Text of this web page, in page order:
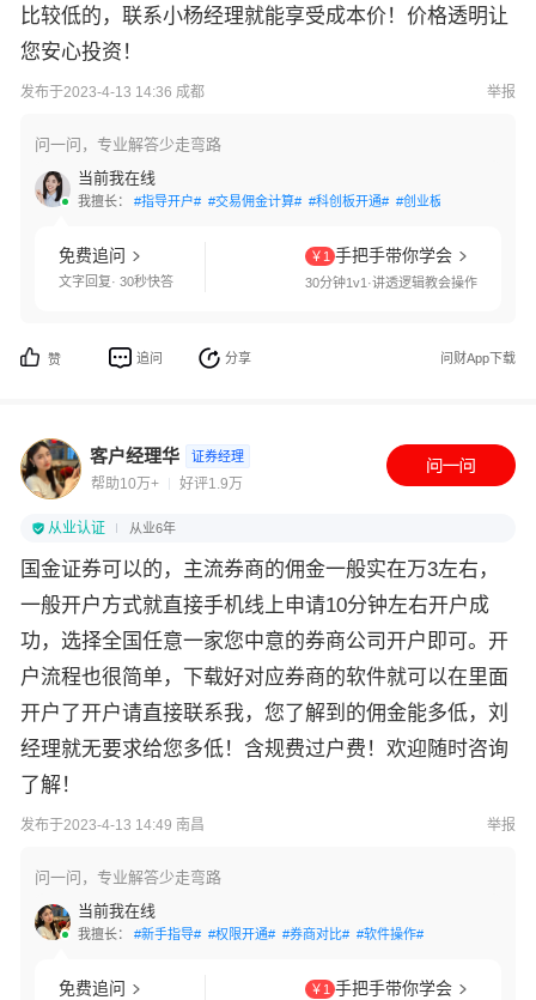
比较低的，联系小杨经理就能享受成本价！价格透明让
您安心投资！
发布于2023-4-13 14:36 成都 举报
问一问，专业解答少走弯路
当前我在线
我擅长： #指导开户# #交易佣金计算# #科创板开通# #创业板开通#
免费追问
文字回复· 30秒快答
￥1 手把手带你学会
30分钟1v1·讲透逻辑教会操作
赞 追问 分享 问财App下载
客户经理华 证券经理
帮助10万+ 好评1.9万
从业认证 从业6年
国金证券可以的，主流券商的佣金一般实在万3左右，
一般开户方式就直接手机线上申请10分钟左右开户成
功，选择全国任意一家您中意的券商公司开户即可。开
户流程也很简单，下载好对应券商的软件就可以在里面
开户了开户请直接联系我，您了解到的佣金能多低，刘
经理就无要求给您多低！含规费过户费！欢迎随时咨询
了解！
发布于2023-4-13 14:49 南昌 举报
问一问，专业解答少走弯路
当前我在线
我擅长： #新手指导# #权限开通# #券商对比# #软件操作#
免费追问 ￥1 手把手带你学会